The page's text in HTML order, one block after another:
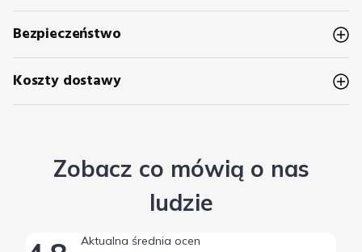
Bezpieczeństwo
Koszty dostawy